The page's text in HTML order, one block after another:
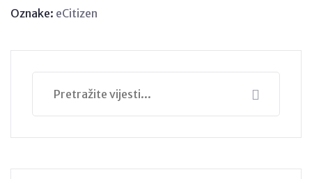
Oznake: eCitizen